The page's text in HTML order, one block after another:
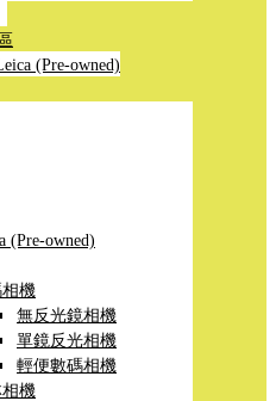
(Pre-owned)
(Pre-owned)
機
無反光鏡相機
單鏡反光相機
輕便數碼相機
機